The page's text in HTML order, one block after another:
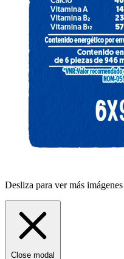
Desliza para ver más
Close modal